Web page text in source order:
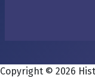
Copyright © 2026